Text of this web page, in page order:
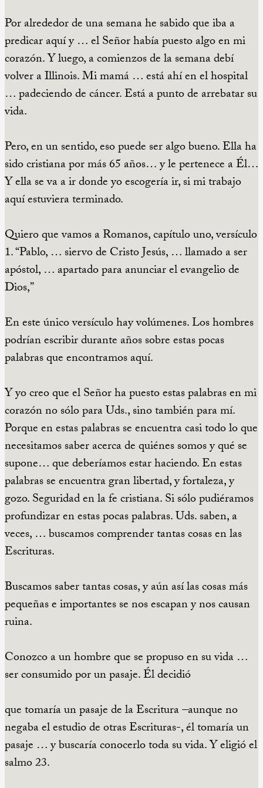
Por alrededor de una semana he sabido que iba a
predicar aquí y … el Señor había puesto algo en mi
corazón. Y luego, a comienzos de la semana debí
volver a Illinois. Mi mamá … está ahí en el hospital
… padeciendo de cáncer. Está a punto de arrebatar su
vida.
Pero, en un sentido, eso puede ser algo bueno. Ella ha
sido cristiana por más 65 años… y le pertenece a Él…
Y ella se va a ir donde yo escogería ir, si mi trabajo
aquí estuviera terminado.
Quiero que vamos a Romanos, capítulo uno, versículo
1. “Pablo, … siervo de Cristo Jesús, … llamado a ser
apóstol, … apartado para anunciar el evangelio de
Dios,”
En este único versículo hay volúmenes. Los hombres
podrían escribir durante años sobre estas pocas
palabras que encontramos aquí.
Y yo creo que el Señor ha puesto estas palabras en mi
corazón no sólo para Uds., sino también para mí.
Porque en estas palabras se encuentra casi todo lo que
necesitamos saber acerca de quiénes somos y qué se
supone… que deberíamos estar haciendo. En estas
palabras se encuentra gran libertad, y fortaleza, y
gozo. Seguridad en la fe cristiana. Si sólo pudiéramos
profundizar en estas pocas palabras. Uds. saben, a
veces, … buscamos comprender tantas cosas en las
Escrituras.
Buscamos saber tantas cosas, y aún así las cosas más
pequeñas e importantes se nos escapan y nos causan
ruina.
Conozco a un hombre que se propuso en su vida …
ser consumido por un pasaje. Él decidió
que tomaría un pasaje de la Escritura –aunque no
negaba el estudio de otras Escrituras-, él tomaría un
pasaje … y buscaría conocerlo toda su vida. Y eligió el
salmo 23.